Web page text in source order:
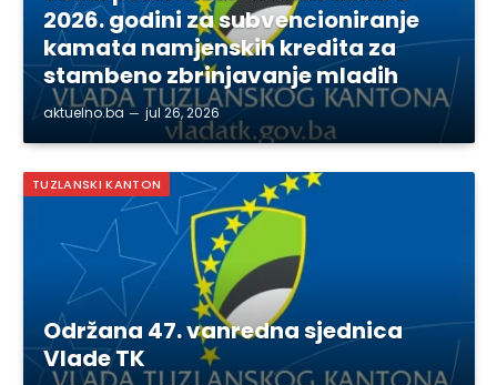
2026. godini za subvencioniranje
kamata namjenskih kredita za
stambeno zbrinjavanje mladih
aktuelno.ba jul 26, 2026
TUZLANSKI KANTON
Održana 47. vanredna sjednica
Vlade TK